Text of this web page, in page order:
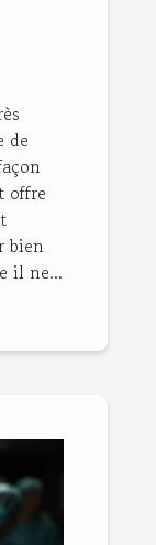
de
offre
bien
il ne...